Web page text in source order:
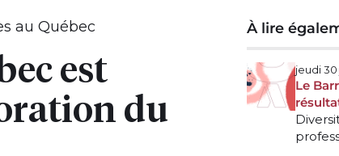
au Québec
est
du
À lire
jeudi
Le